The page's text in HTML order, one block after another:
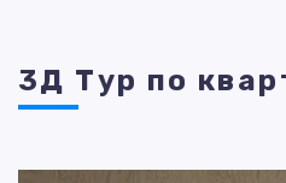
3Д Тур по